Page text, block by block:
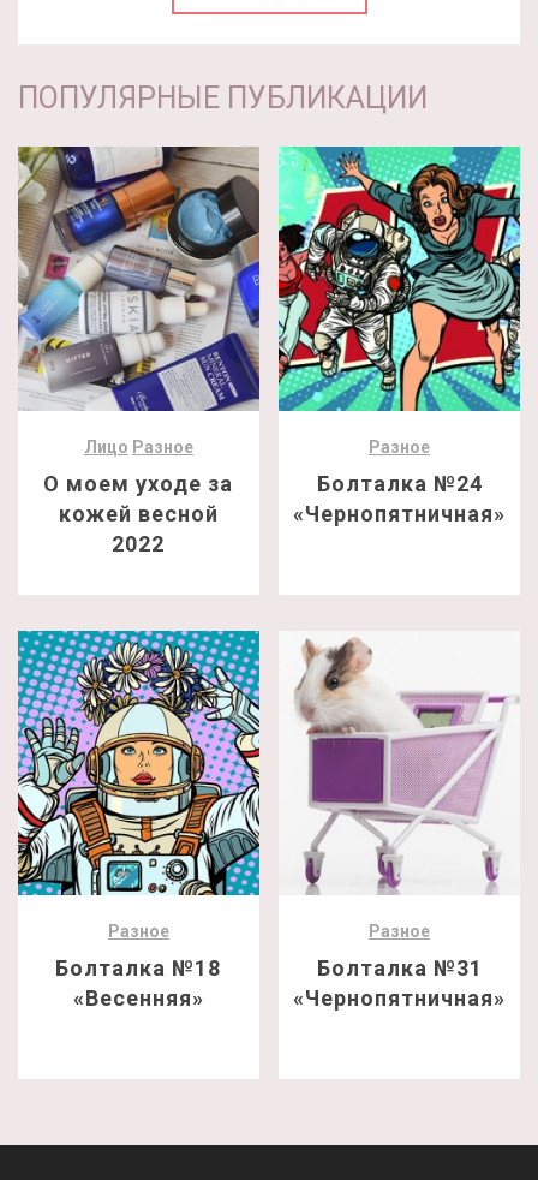
ПОПУЛЯРНЫЕ ПУБЛИКАЦИИ
Лицо Разное
О моем уходе за
кожей весной
2022
Разное
Болталка №24
«Чернопятничная»
Разное
Болталка №18
«Весенняя»
Разное
Болталка №31
«Чернопятничная»